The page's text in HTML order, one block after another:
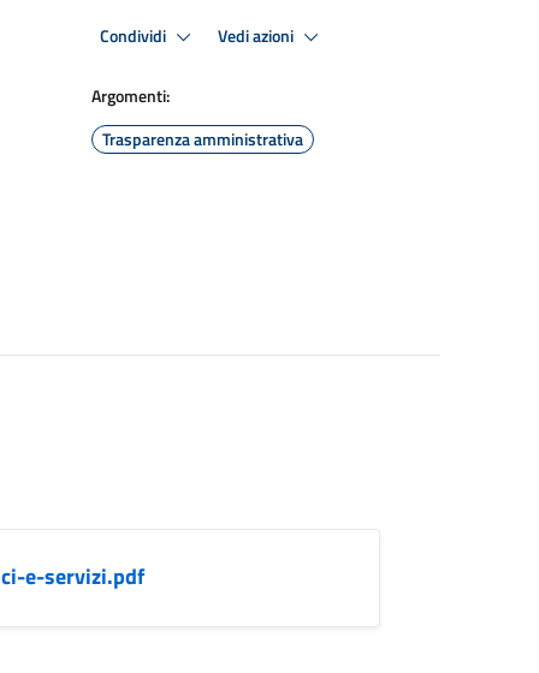
Condividi Vedi azioni
Argomenti:
Trasparenza amministrativa
e-servizi.pdf